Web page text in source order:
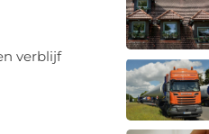
verblijf